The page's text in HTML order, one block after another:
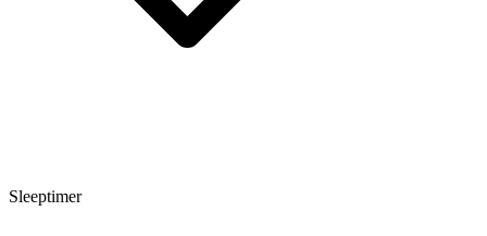
Sleeptimer